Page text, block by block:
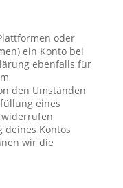
oder
ein Konto bei
ebenfalls für
den Umständen
eines
deines Kontos
wir die